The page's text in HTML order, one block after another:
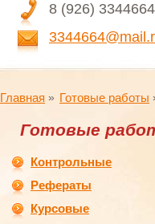
8 (926) 3344664
Главная Готовые работы
Готовые
Контрольные
Рефераты
Курсовые